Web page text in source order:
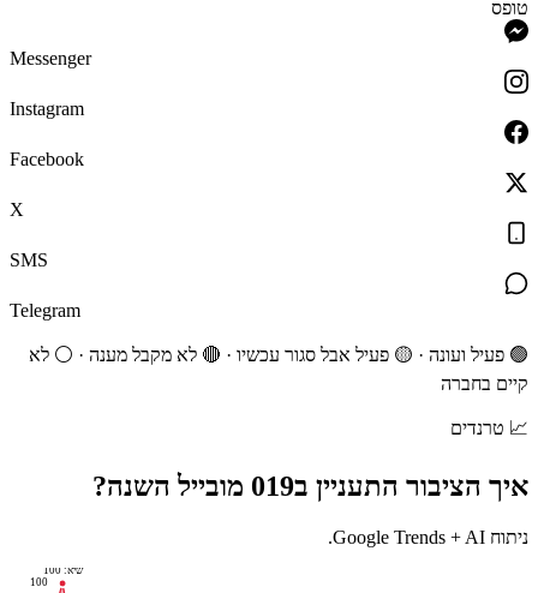
טופס
Messenger
Instagram
Facebook
X
SMS
Telegram
🟢 פעיל ועונה · 🟡 פעיל אבל סגור עכשיו · 🔴 לא מקבל מענה · ⚪ לא
קיים בחברה
📈 טרנדים
איך הציבור התעניין ב019 מובייל השנה?
ניתוח Google Trends + AI.
100
שיא:100